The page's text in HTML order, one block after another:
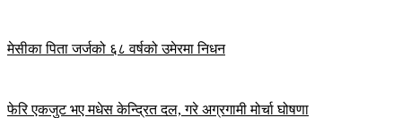
मेसीका पिता जर्जको ६८ वर्षको उमेरमा निधन
फेरि एकजुट भए मधेस केन्द्रित दल, गरे अग्रगामी मोर्चा घोषणा